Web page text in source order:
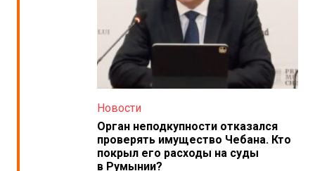
Новости
Орган неподкупности отказался
проверять имущество Чебана. Кто
покрыл его расходы на суды
в Румынии?